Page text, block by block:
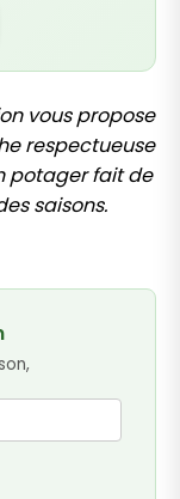
vous propose
respectueuse
potager fait de
saisons.